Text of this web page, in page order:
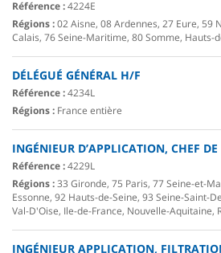
Référence :4224E
Régions :02 Aisne, 08 Ardennes, 27 Eure, 59
Calais, 76 Seine-Maritime, 80 Somme, Hauts-
DÉLÉGUÉ GÉNÉRAL H/F
Référence :4234L
Régions : France entière
INGÉNIEUR D’APPLICATION, CHEF
Référence :4229L
Régions :33 Gironde, 75 Paris, 77 Seine-et-
Essonne, 92 Hauts-de-Seine, 93 Seine-Saint-
Val-D'Oise, Ile-de-France, Nouvelle-Aquitaine,
INGÉNIEUR APPLICATION,